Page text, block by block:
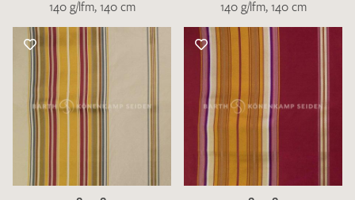
140 g/lfm, 140 cm
140 g/lfm, 140 cm